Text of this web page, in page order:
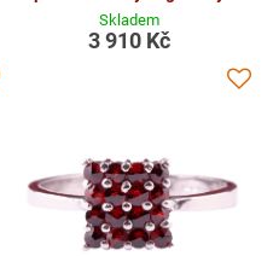
Skladem
3 910 Kč